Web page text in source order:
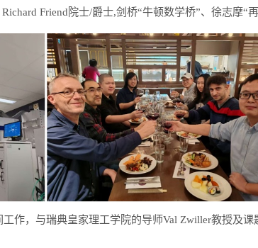
Richard Friend院士/爵士,剑桥“牛顿数学桥”、徐志摩“
作，与瑞典皇家理工学院的导师Val Zwiller教授及课